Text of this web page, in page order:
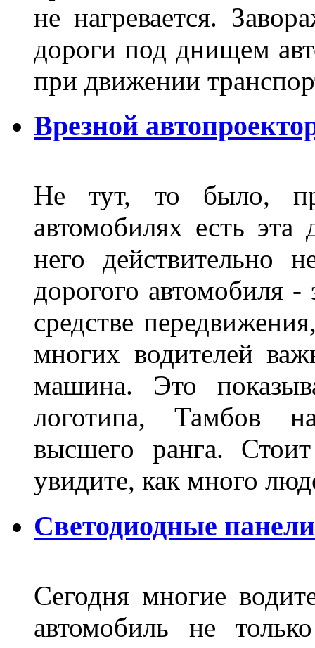
не нагревается.
дороги под днищем
при движении
Врезной
Не тут, то было,
автомобилях есть
него действительно
дорогого автомобиля
средстве
многих водителей
машина. Это
логотипа, Тамбов
высшего ранга.
увидите, как много
Светодиодные
Сегодня многие
автомобиль не